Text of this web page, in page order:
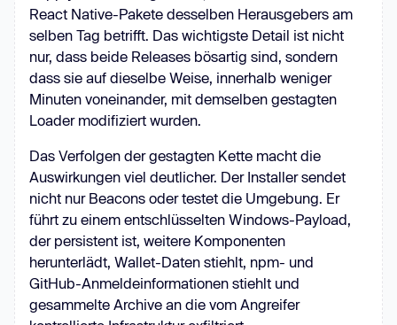
React Native-Pakete desselben Herausgebers am
selben Tag betrifft. Das wichtigste Detail ist nicht
nur, dass beide Releases bösartig sind, sondern
dass sie auf dieselbe Weise, innerhalb weniger
Minuten voneinander, mit demselben gestagten
Loader modifiziert wurden.
Das Verfolgen der gestagten Kette macht die
Auswirkungen viel deutlicher. Der Installer sendet
nicht nur Beacons oder testet die Umgebung. Er
führt zu einem entschlüsselten Windows-Payload,
der persistent ist, weitere Komponenten
herunterlädt, Wallet-Daten stiehlt, npm- und
GitHub-Anmeldeinformationen stiehlt und
gesammelte Archive an die vom Angreifer